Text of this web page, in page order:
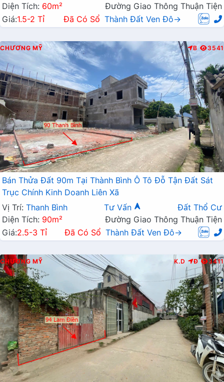
Diện Tích: 60m²
Đường Giao Thông Thuận Tiện
Giá:1.5-2 Tỉ Đã Có Sổ Thành Đất Ven Đô→
CHƯƠNG MỸ B 3541
Bán Thửa Đất 90m Tại Thành Bình Ô Tô Đỗ Tận Đất Sát
Trục Chính Kinh Doanh Liên Xã
Vị Trí: Thanh Bình Tư Vấn
Đất Thổ Cư
Diện Tích: 90m²
Đường Giao Thông Thuận Tiện
Giá:2.5-3 Tỉ Đã Có Sổ Thành Đất Ven Đô→
CHƯƠNG MỸ K.D Đ 3411